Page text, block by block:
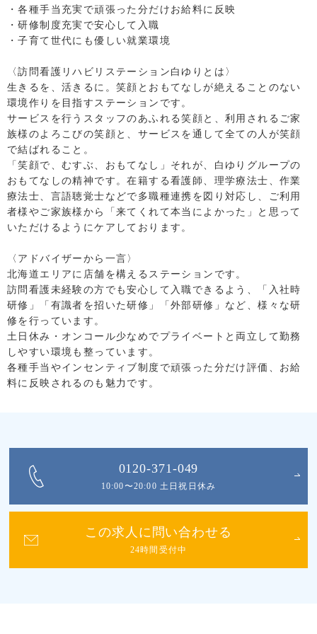
・各種手当充実で頑張った分だけお給料に反映
・研修制度充実で安心して入職
・子育て世代にも優しい就業環境
〈訪問看護リハビリステーション白ゆりとは〉
生きるを、活きるに。笑顔とおもてなしが絶えることのない
環境作りを目指すステーションです。
サービスを行うスタッフのあふれる笑顔と、利用されるご家
族様のよろこびの笑顔と、サービスを通して全ての人が笑顔
で結ばれること。
「笑顔で、むすぶ、おもてなし」それが、白ゆりグループの
おもてなしの精神です。在籍する看護師、理学療法士、作業
療法士、言語聴覚士などで多職種連携を図り対応し、ご利用
者様やご家族様から「来てくれて本当によかった」と思って
いただけるようにケアしております。
〈アドバイザーから一言〉
北海道エリアに店舗を構えるステーションです。
訪問看護未経験の方でも安心して入職できるよう、「入社時
研修」「有識者を招いた研修」「外部研修」など、様々な研
修を行っています。
土日休み・オンコール少なめでプライベートと両立して勤務
しやすい環境も整っています。
各種手当やインセンティブ制度で頑張った分だけ評価、お給
料に反映されるのも魅力です。
0120-371-049
10:00〜20:00 土日祝日休み
この求人に問い合わせる
24時間受付中